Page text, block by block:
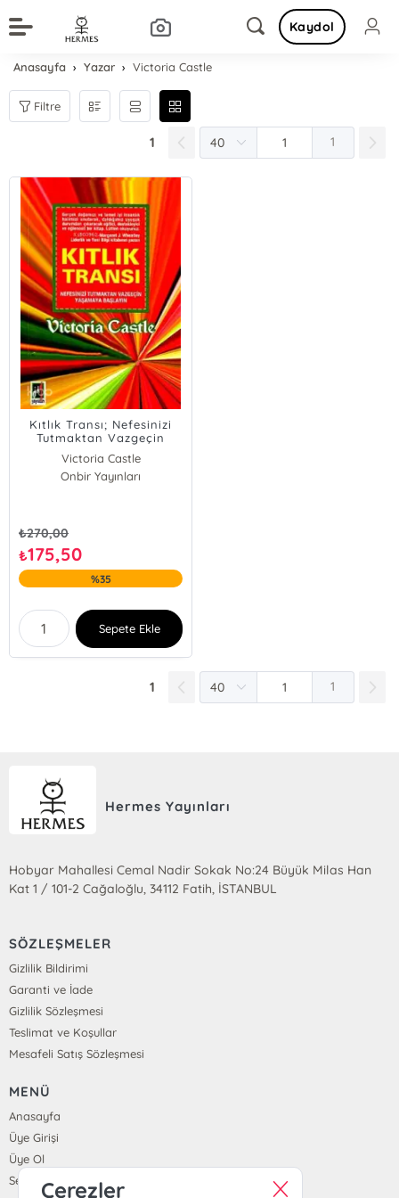
Kaydol
Anasayfa Yazar Victoria Castle
Filtre
1 1
Kıtlık Transı; Nefesinizi
Tutmaktan Vazgeçin
Yaşamaya Başlayın
Victoria Castle
Onbir Yayınları
₺270,00
₺175,50
%35
Sepete Ekle
1 1
Hermes Yayınları
Hobyar Mahallesi Cemal Nadir Sokak No:24 Büyük Milas Han
Kat 1 / 101-2 Cağaloğlu, 34112 Fatih, İSTANBUL
SÖZLEŞMELER
Gizlilik Bildirimi
Garanti ve İade
Gizlilik Sözleşmesi
Teslimat ve Koşullar
Mesafeli Satış Sözleşmesi
MENÜ
Anasayfa
Üye Girişi
Üye Ol
SepetimÇerezler